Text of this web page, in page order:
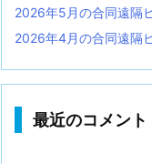
2026年5月の合同遠隔
2026年4月の合同遠隔
最近のコメント